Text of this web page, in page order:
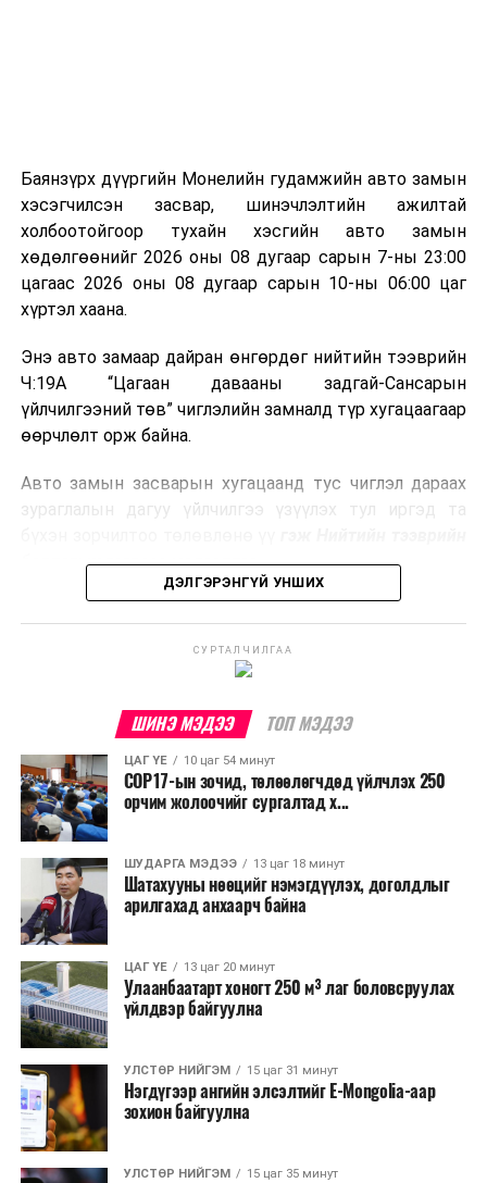
болон дулааны эрчим хүч үйлдвэрлэхэд ашиглаж
болдог. Зарим технологийн хувьд шаталтын дараа
үлдэх үнснээс фосфор зэрэг ашигт эрдсийг сэргээн
авах боломжтой аж.
Япон, Герман, Швейцар, Нидерланд, Өмнөд Солонгос
зэрэг улс лаг хатаах, шатаах технологийг ашиглаж
байна. Тухайлбал, Германд лаг шатаах үйлдвэрээс
гарсан үнснээс фосфор сэргээн авах технологи
ашигладаг бол Нидерландад төвлөрсөн лаг
боловсруулах үйлдвэрүүдээр дулаан, цахилгаан
Ийнхүү лаг хатаах, шатаах технологийг лагийн
улсад өргөн ашиглаж байна.
Баянзүрх дүүргийн Монелийн гудамжийн авто замын
хэсэгчилсэн засвар, шинэчлэлтийн ажилтай
холбоотойгоор тухайн хэсгийн авто замын
хөдөлгөөнийг 2026 оны 08 дугаар сарын 7-ны 23:00
цагаас 2026 оны 08 дугаар сарын 10-ны 06:00 цаг
хүртэл хаана.
Энэ авто замаар дайран өнгөрдөг нийтийн тээврийн
Ч:19А “Цагаан давааны задгай-Сансарын
үйлчилгээний төв” чиглэлийн замналд түр хугацаагаар
өөрчлөлт орж байна.
Авто замын засварын хугацаанд тус чиглэл дараах
зураглалын дагуу үйлчилгээ үзүүлэх тул иргэд та
бодлогын газраас мэдээллээ.
ДЭЛГЭРЭНГҮЙ УНШИХ
СУРТАЛЧИЛГАА
ШИНЭ МЭДЭЭ ТОП МЭДЭЭ
ЦАГ ҮЕ 10 цаг 54 минут
COP17-ын зочид, төлөөлөгчдөд үйлчлэх 250
орчим жолоочийг сургалтад х...
ШУДАРГА МЭДЭЭ 13 цаг 18 минут
Шатахууны нөөцийг нэмэгдүүлэх, доголдлыг
арилгахад анхаарч байна
ЦАГ ҮЕ 13 цаг 20 минут
Улаанбаатарт хоногт 250 м³ лаг боловсруулах
үйлдвэр байгуулна
УЛСТӨР НИЙГЭМ 15 цаг 31 минут
Нэгдүгээр ангийн элсэлтийг E-Mongolia-аар
зохион байгуулна
УЛСТӨР НИЙГЭМ 15 цаг 35 минут